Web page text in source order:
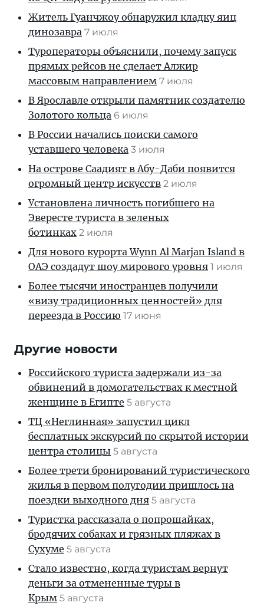
Житель Гуанчжоу обнаружил кладку яиц
динозавра 7 июля
Туроператоры объяснили, почему запуск
прямых рейсов не сделает Алжир
массовым направлением 7 июля
В Ярославле открыли памятник создателю
Золотого кольца 6 июля
В России начались поиски самого
уставшего человека 3 июля
На острове Саадият в Абу-Даби появится
огромный центр искусств 2 июля
Установлена личность погибшего на
Эвересте туриста в зеленых
ботинках 2 июля
Для нового курорта Wynn Al Marjan Island в
ОАЭ создадут шоу мирового уровня 1 июля
Более тысячи иностранцев получили
«визу традиционных ценностей» для
переезда в Россию 17 июня
Другие новости
Российского туриста задержали из-за
обвинений в домогательствах к местной
женщине в Египте 5 августа
ТЦ «Неглинная» запустил цикл
бесплатных экскурсий по скрытой истории
центра столицы 5 августа
Более трети бронирований туристического
жилья в первом полугодии пришлось на
поездки выходного дня 5 августа
Туристка рассказала о попрошайках,
бродячих собаках и грязных пляжах в
Сухуме 5 августа
Стало известно, когда туристам вернут
деньги за отмененные туры в
Крым 5 августа